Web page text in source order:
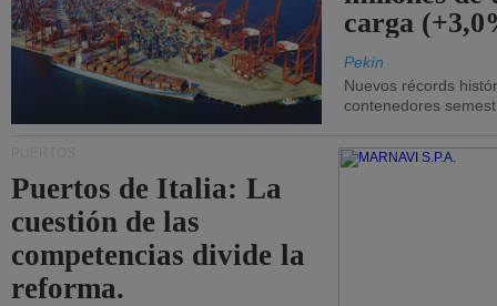
carga
Pekín
Nuevos récords
contenedores
Puertos de Italia: La
cuestión de las
competencias divide la
reforma.